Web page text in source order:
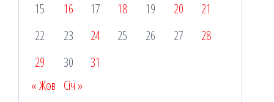
15
16 17 18 19 20
21
22
23 24 25 26 27
28
29
30
31
« Жов Січ »